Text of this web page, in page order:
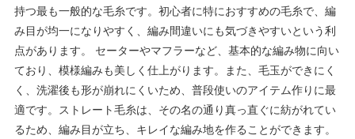
持つ最も一般的な毛糸です。初心者に特におすすめの毛糸で、編
み目が均一になりやすく、編み間違いにも気づきやすいという利
点があります。 セーターやマフラーなど、基本的な編み物に向い
ており、模様編みも美しく仕上がります。また、毛玉ができにく
く、洗濯後も形が崩れにくいため、普段使いのアイテム作りに最
適です。ストレート毛糸は、その名の通り真っ直ぐに紡がれてい
るため、編み目が立ち、キレイな編み地を作ることができます。